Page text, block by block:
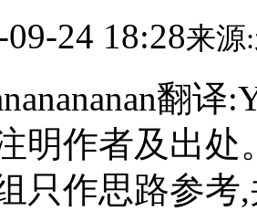
09-24 18:28来源:
翻译
明作者及出处
只作思路参考